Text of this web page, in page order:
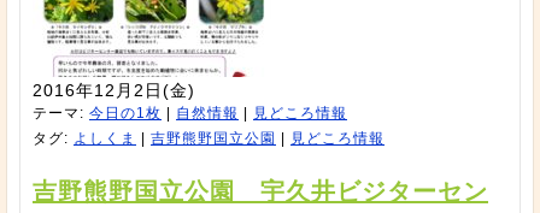
2016年12月2日(金)
テーマ: 今日の1枚 自然情報
見どころ情報
タグ: よしくま 吉野熊野国立公園 見どころ情報
吉野熊野国立公園 宇久井ビジターセン